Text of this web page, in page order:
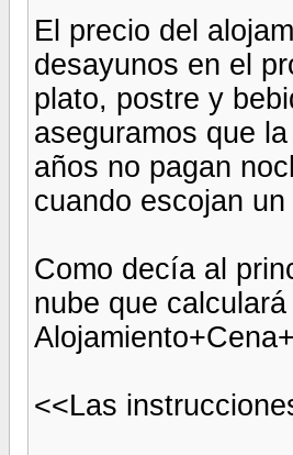
El precio del
desayunos en el
plato, postre y
aseguramos que
años no pagan
cuando escojan
Como decía al
nube que
<<Las